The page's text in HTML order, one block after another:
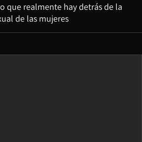
que realmente hay detrás de la
de las mujeres